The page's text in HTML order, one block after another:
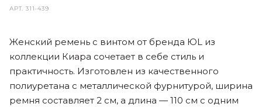
АРТ.311-439
Женский ремень с винтом от бренда ЮL из
коллекции Киара сочетает в себе стиль и
практичность. Изготовлен из качественного
полиуретана с металлической фурнитурой, ширина
ремня составляет 2 см, а длина — 110 см с одним